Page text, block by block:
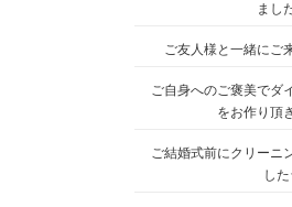
まし
ご友人様と一緒にご
ご自身へのご褒美でダ
をお作り頂
ご結婚式前にクリーニ
し